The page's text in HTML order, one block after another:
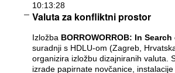
10:13:28
Valuta za konfliktni prostor
Izložba BORROWORROB: In
suradnji s HDLU-om (Zagreb,
organizira izložbu dizajniranih valuta.
izrade papirnate novčanice,